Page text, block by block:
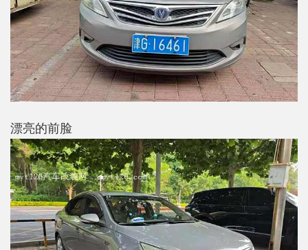
漂亮的前脸